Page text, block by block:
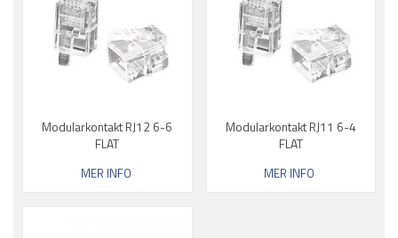
Modularkontakt RJ12 6-6
FLAT
MER INFO
Modularkontakt RJ11 6-4
FLAT
MER INFO